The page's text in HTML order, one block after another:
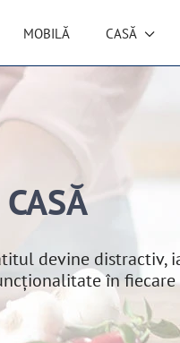
MOBILĂ CASĂ
CASĂ
devine distractiv,
în